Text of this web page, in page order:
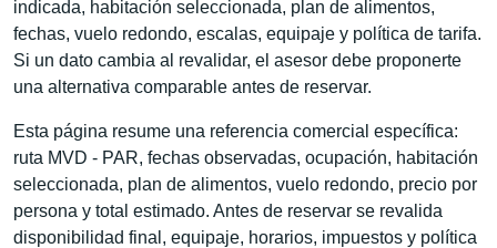
indicada, habitación seleccionada, plan de alimentos,
fechas, vuelo redondo, escalas, equipaje y política de tarifa.
Si un dato cambia al revalidar, el asesor debe proponerte
una alternativa comparable antes de reservar.
Esta página resume una referencia comercial específica:
ruta MVD - PAR, fechas observadas, ocupación, habitación
seleccionada, plan de alimentos, vuelo redondo, precio por
persona y total estimado. Antes de reservar se revalida
disponibilidad final, equipaje, horarios, impuestos y política